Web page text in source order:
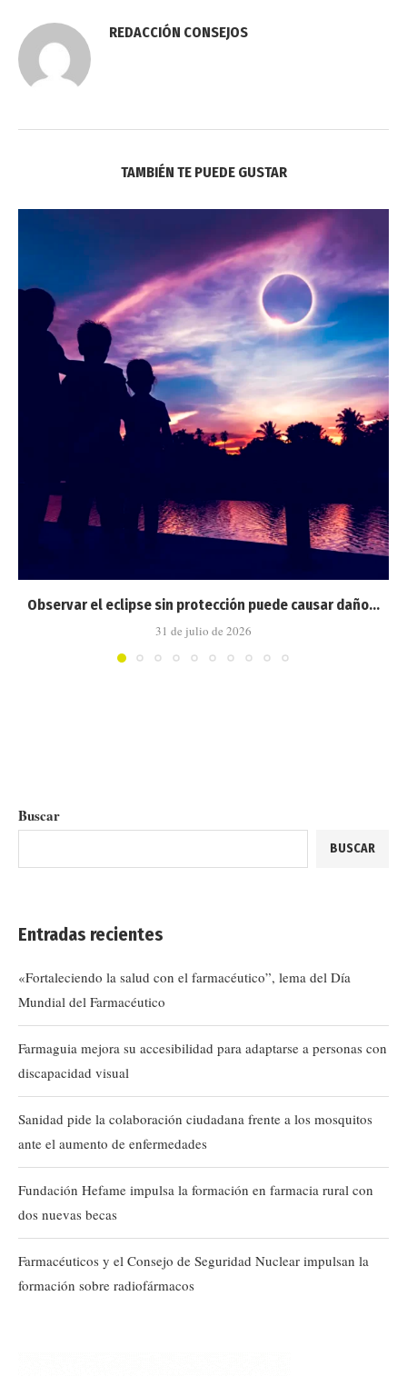
REDACCIÓN CONSEJOS
TAMBIÉN TE PUEDE GUSTAR
Observar el eclipse sin protección puede causar daño...
31 de julio de 2026
Buscar
BUSCAR
Entradas recientes
«Fortaleciendo la salud con el farmacéutico”, lema del Día
Mundial del Farmacéutico
Farmaguia mejora su accesibilidad para adaptarse a personas con
discapacidad visual
Sanidad pide la colaboración ciudadana frente a los mosquitos
ante el aumento de enfermedades
Fundación Hefame impulsa la formación en farmacia rural con
dos nuevas becas
Farmacéuticos y el Consejo de Seguridad Nuclear impulsan la
formación sobre radiofármacos